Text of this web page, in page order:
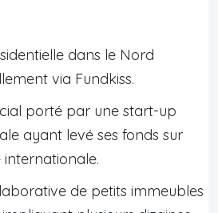
dans le Nord
via Fundkiss.
porté par une start-up
ayant levé ses fonds sur
de petits immeubles